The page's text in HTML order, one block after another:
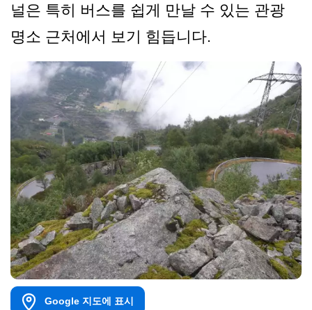
널은 특히 버스를 쉽게 만날 수 있는 관광
명소 근처에서 보기 힘듭니다.
Google 지도에 표시